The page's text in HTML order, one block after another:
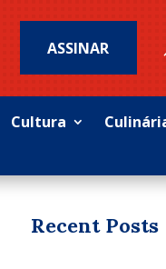
ASSINAR
Cultura
Recent Posts